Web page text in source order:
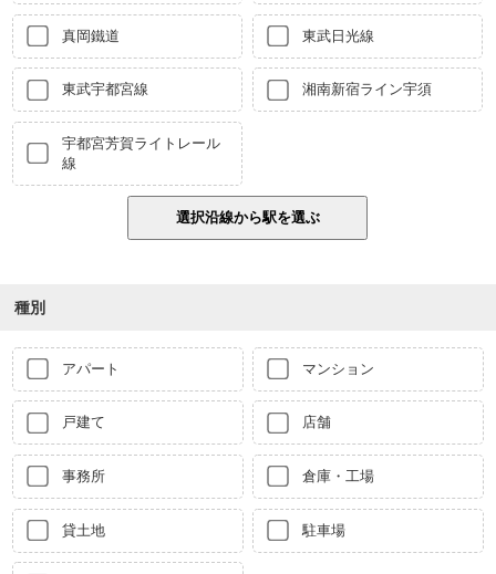
真岡鐵道 東武日光線
東武宇都宮線 湘南新宿ライン宇須
宇都宮芳賀ライトレール
線
種別
アパート マンション
戸建て 店舗
事務所 倉庫・工場
貸土地 駐車場